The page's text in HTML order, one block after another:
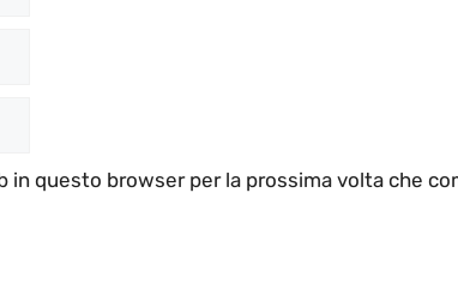
in questo browser per la prossima volta che